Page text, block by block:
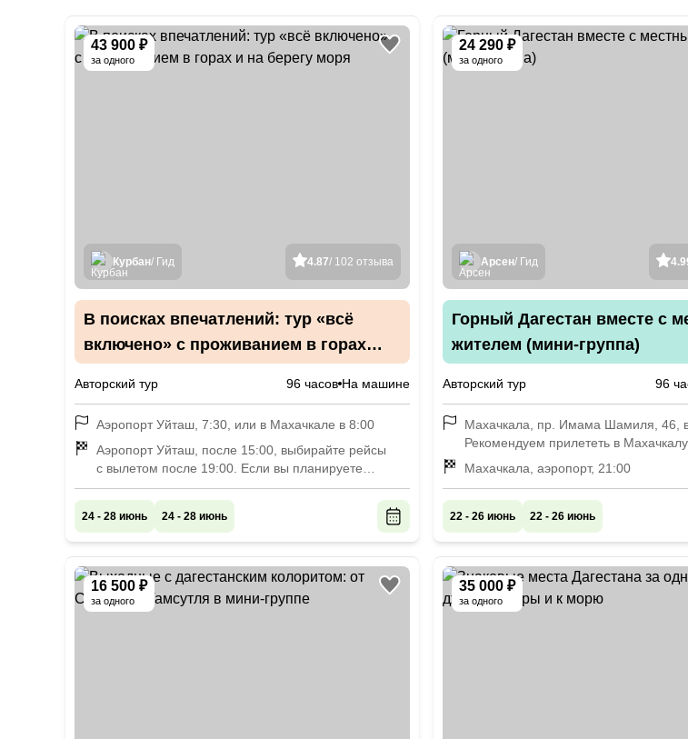
43 900 ₽
за одного
4.87/ 102 отзыва
Курбан/ Гид
В поисках впечатлений: тур «всё
включено» с проживанием в горах
Авторский тур 96 часов На машине
Аэропорт Уйташ, 7:30, или в Махачкале в 8:00
Аэропорт Уйташ, после 15:00, выбирайте рейсы
с вылетом после 19:00. Если вы планируете
продолжить отдых в Дагестане, отвезём вас
в Махачкалу к автовокзалу «Южный», ул. Амет-
Хана Султана, 344.
24 - 28 июнь 24 - 28 июнь
24 290 ₽
за одного
Арсен/ Гид
Горный Дагестан вместе с
жителем (мини-группа)
Авторский тур 96
Махачкала, пр. Имама Шамиля, 46,
Рекомендуем прилететь в
накануне начала, чтобы успеть
Махачкала, аэропорт, 21:00
22 - 26 июнь 22 - 26 июнь
16 500 ₽
за одного
35 000 ₽
за одного